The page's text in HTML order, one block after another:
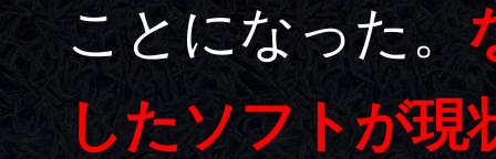
ことになった。
したソフトが現